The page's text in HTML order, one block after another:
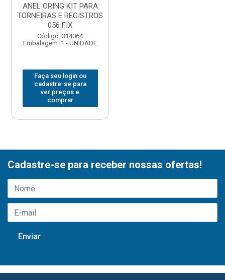
ANEL ORING KIT PARA
TORNEIRAS E REGISTROS
056 FIX
Código: 314064
Embalagem: 1 - UNIDADE
Faça seu login ou
cadastre-se para
ver preços e
comprar
Cadastre-se para receber nossas ofertas!